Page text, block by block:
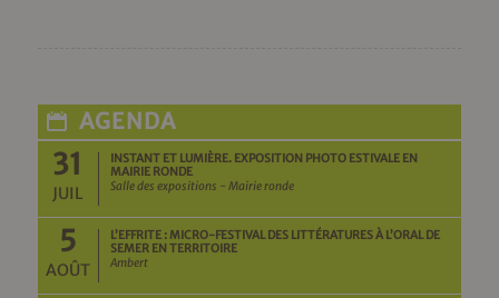
AGENDA
31
JUIL
INSTANT ET LUMIÈRE. EXPOSITION PHOTO ESTIVALE EN
MAIRIE RONDE
Salle des expositions - Mairie ronde
5
AOÛT
L’EFFRITE : MICRO-FESTIVAL DES LITTÉRATURES À L’ORAL DE
SEMER EN TERRITOIRE
Ambert